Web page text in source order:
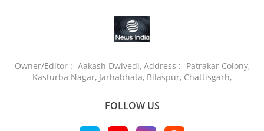
Owner/Editor :- Aakash Dwivedi, Address :- Patrakar Colony,
Kasturba Nagar, Jarhabhata, Bilaspur, Chattisgarh,
FOLLOW US